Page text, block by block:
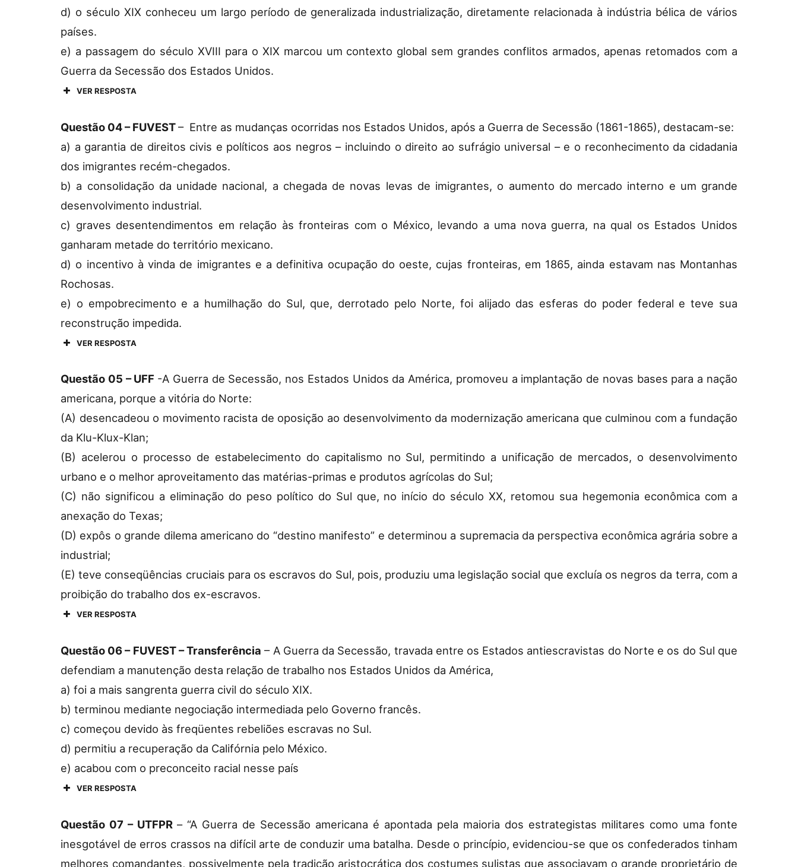
d) o século XIX conheceu um largo período de generalizada industrialização, diretamente relacionada à indústria bélica de vários
países.
e) a passagem do século XVIII para o XIX marcou um contexto global sem grandes conflitos armados, apenas retomados com a
Guerra da Secessão dos Estados Unidos.
VER RESPOSTA
Questão 04 – FUVEST– Entre as mudanças ocorridas nos Estados Unidos, após a Guerra de Secessão (1861-1865), destacam-se:
a) a garantia de direitos civis e políticos aos negros – incluindo o direito ao sufrágio universal – e o reconhecimento da cidadania
dos imigrantes recém-chegados.
b) a consolidação da unidade nacional, a chegada de novas levas de imigrantes, o aumento do mercado interno e um grande
desenvolvimento industrial.
c) graves desentendimentos em relação às fronteiras com o México, levando a uma nova guerra, na qual os Estados Unidos
ganharam metade do território mexicano.
d) o incentivo à vinda de imigrantes e a definitiva ocupação do oeste, cujas fronteiras, em 1865, ainda estavam nas Montanhas
Rochosas.
e) o empobrecimento e a humilhação do Sul, que, derrotado pelo Norte, foi alijado das esferas do poder federal e teve sua
reconstrução impedida.
VER RESPOSTA
Questão 05 – UFF -A Guerra de Secessão, nos Estados Unidos da América, promoveu a implantação de novas bases para a nação
americana, porque a vitória do Norte:
(A) desencadeou o movimento racista de oposição ao desenvolvimento da modernização americana que culminou com a fundação
da Klu-Klux-Klan;
(B) acelerou o processo de estabelecimento do capitalismo no Sul, permitindo a unificação de mercados, o desenvolvimento
urbano e o melhor aproveitamento das matérias-primas e produtos agrícolas do Sul;
(C) não significou a eliminação do peso político do Sul que, no início do século XX, retomou sua hegemonia econômica com a
anexação do Texas;
(D) expôs o grande dilema americano do “destino manifesto” e determinou a supremacia da perspectiva econômica agrária sobre a
industrial;
(E) teve conseqüências cruciais para os escravos do Sul, pois, produziu uma legislação social que excluía os negros da terra, com a
proibição do trabalho dos ex-escravos.
VER RESPOSTA
Questão 06 – FUVEST – Transferência – A Guerra da Secessão, travada entre os Estados antiescravistas do Norte e os do Sul que
defendiam a manutenção desta relação de trabalho nos Estados Unidos da América,
a) foi a mais sangrenta guerra civil do século XIX.
b) terminou mediante negociação intermediada pelo Governo francês.
c) começou devido às freqüentes rebeliões escravas no Sul.
d) permitiu a recuperação da Califórnia pelo México.
e) acabou com o preconceito racial nesse país
VER RESPOSTA
Questão 07 – UTFPR – “A Guerra de Secessão americana é apontada pela maioria dos estrategistas militares como uma fonte
inesgotável de erros crassos na difícil arte de conduzir uma batalha. Desde o princípio, evidenciou-se que os confederados tinham
melhores comandantes, possivelmente pela tradição aristocrática dos costumes sulistas que associavam o grande proprietário de